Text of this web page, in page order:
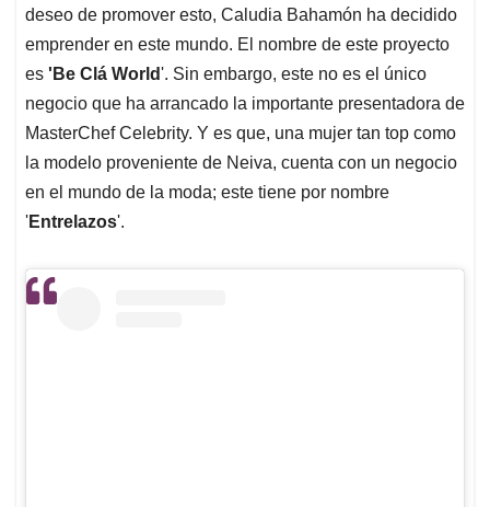
deseo de promover esto, Caludia Bahamón ha decidido
emprender en este mundo. El nombre de este proyecto
es 'Be Clá World'. Sin embargo, este no es el único
negocio que ha arrancado la importante presentadora de
MasterChef Celebrity. Y es que, una mujer tan top como
la modelo proveniente de Neiva, cuenta con un negocio
en el mundo de la moda; este tiene por nombre
'Entrelazos'.